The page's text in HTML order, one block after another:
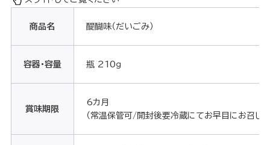
商品名 醍醐味（だいごみ）
容器・容量 瓶 210ｇ
賞味期限
6カ月
（常温保管可/開封後要冷蔵にてお早目にお召し上